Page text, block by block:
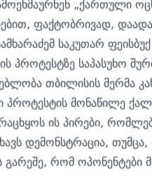
„ქართული
ფაქტობრივად,
საკუთარ
საპასუხო
თბილისის მერმა
პროტესტის მონაწილე
ის პირები,
დემონსტრაცია,
რომ ოპონენტები